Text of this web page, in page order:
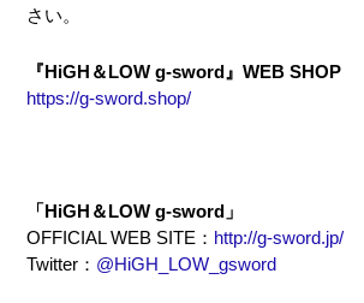
さい。
『HiGH＆LOW g-sword』WEB SHOP
https://g-sword.shop/
「HiGH＆LOW g-sword」
OFFICIAL WEB SITE： http://g-sword.jp/
Twitter： @HiGH_LOW_gsword